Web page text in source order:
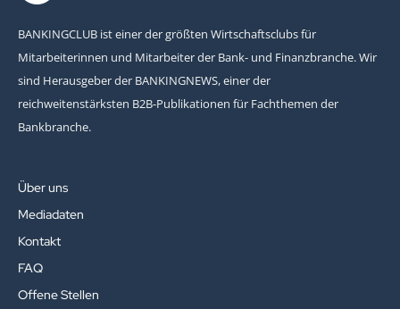
BANKINGCLUB ist einer der größten Wirtschaftsclubs für
Mitarbeiterinnen und Mitarbeiter der Bank- und Finanzbranche. Wir
sind Herausgeber der BANKINGNEWS, einer der
reichweitenstärksten B2B-Publikationen für Fachthemen der
Bankbranche.
Über uns
Mediadaten
Kontakt
FAQ
Offene Stellen